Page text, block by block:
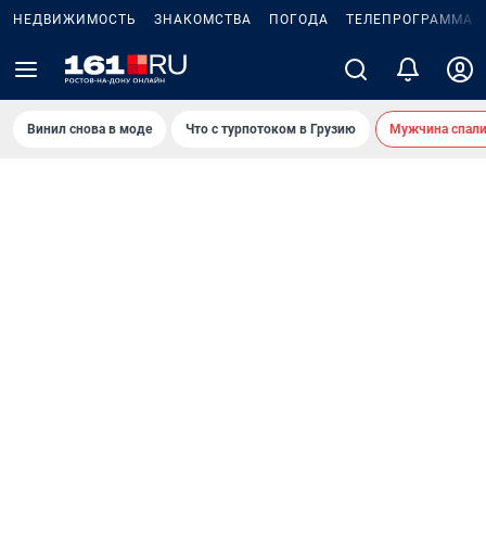
НЕДВИЖИМОСТЬ ЗНАКОМСТВА ПОГОДА ТЕЛЕПРОГРАММА
Винил снова в моде Что с турпотоком в Грузию Мужчина